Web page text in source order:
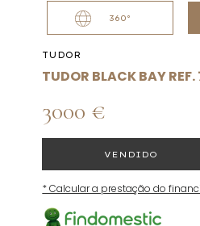
360°
TUDOR
TUDOR BLACK BAY
3000 €
VENDIDO
* Calcular a prestação do